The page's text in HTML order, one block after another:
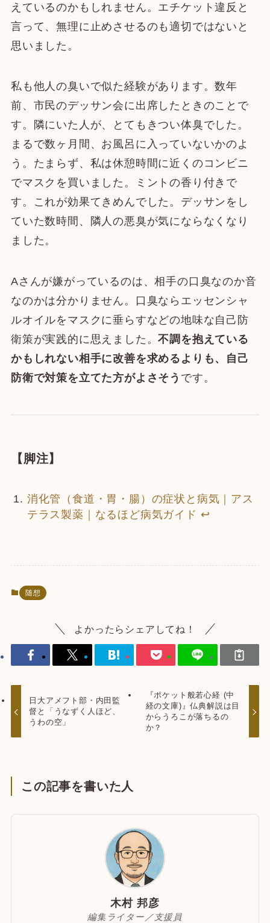
えているのかもしれません。エチケット違反と
言って、無理に止めさせるのも適切ではないと
思いました。
私も他人の臭いで似た経験があります。数年
前、市民のデッサン会に出席したときのことで
す。隣にいた人が、とてもきつい体臭でした。
まるで数ヶ月間、お風呂に入っていないかのよ
う。たまらず、私は休憩時間に近くのコンビニ
でマスクを買いました。ミントの香り付きで
す。これが効果てきめんでした。デッサンをし
ていた数時間、隣人の悪臭が気にならなくなり
ました。
Aさんが嫌がっているのは、相手の口臭なのか音
なのかは分かりません。口臭ならエッセンシャ
ルオイルをマスクに垂らすなどの地味な自己防
衛策が実践的に思えました。不調を抱えている
かもしれない相手に改善を求めるよりも、自己
防衛で対策を立てた方がよさそう です。
【脚注】
消化管（食道・胃・腸）の症状と病気｜アス
テラス製薬｜なるほど病気ガイド ↩
随想
よかったらシェアしてね！
日大アメフト部・内田監
督と「うなずく人ほど、
うわの空」
『ポケット般若心経 (中
経の文庫)』仏典解説は目
からうろこが落ちるの
か？
この記事を書いた人
木村 邦彦
編集ライター／支援員